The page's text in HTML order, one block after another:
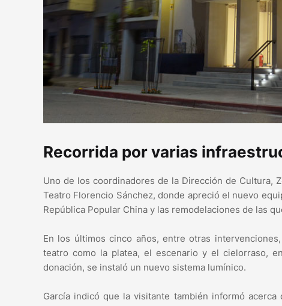
Recorrida por varias
Uno de los coordinadores de la Dirección de Cultura,
Teatro Florencio Sánchez, donde apreció el nuevo
República Popular China y las remodelaciones de las
En los últimos cinco años, entre otras
teatro como la platea, el escenario y el cielorraso,
donación, se instaló un nuevo sistema lumínico.
García indicó que la visitante también informó